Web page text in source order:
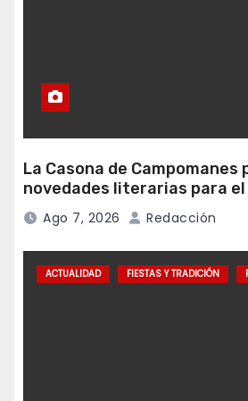
La Casona de Campomanes
novedades literarias para
Ago 7, 2026 Redacción
ACTUALIDAD FIESTAS Y TRADICIÓN